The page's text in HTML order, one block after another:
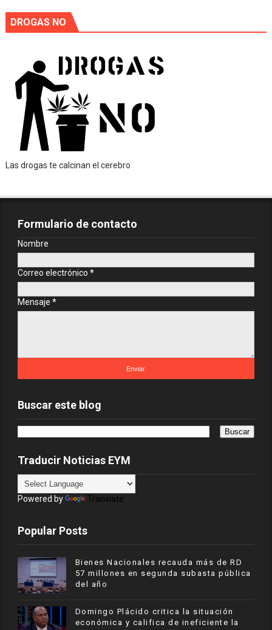
DROGAS NO
Las drogas te calcinan el cerebro
Formulario de contacto
Nombre
Correo electrónico *
Mensaje *
Buscar este blog
Traducir Noticias EYM
Powered by Translate
Popular Posts
Bienes Nacionales recauda más de RD
57 millones en segunda subasta pública
del año
​Domingo Plácido critica la situación
económica y califica de ineficiente la